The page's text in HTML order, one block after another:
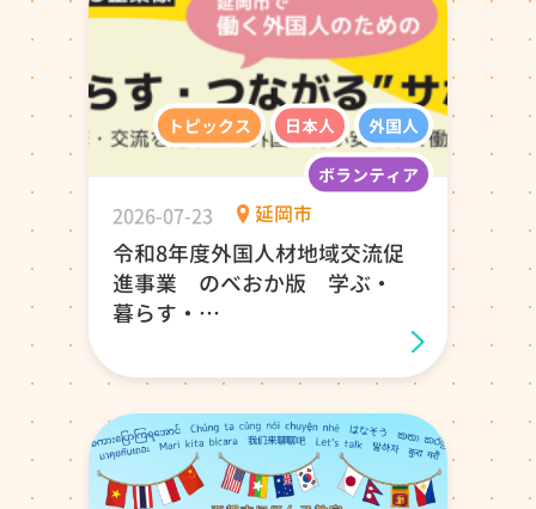
トピックス 日本人 外国人
ボランティア
2026-07-23 延岡市
令和8年度外国人材地域交流促
進事業 のべおか版 学ぶ・
暮らす・
(学習者・支援者募集）